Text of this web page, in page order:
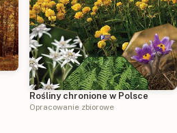
Rośliny chronione w Polsce
Opracowanie zbiorowe